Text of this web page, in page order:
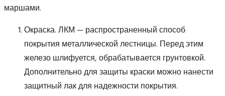
маршами.
Окраска. ЛКМ — распространенный способ
покрытия металлической лестницы. Перед этим
железо шлифуется, обрабатывается грунтовкой.
Дополнительно для защиты краски можно нанести
защитный лак для надежности покрытия.